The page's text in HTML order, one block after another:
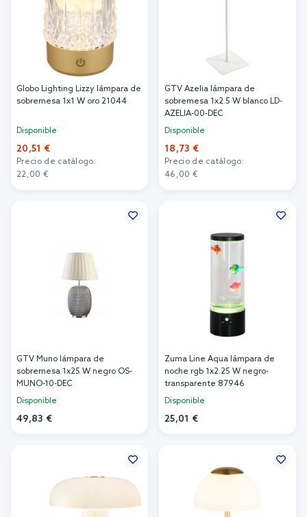
Globo Lighting Lizzy lámpara de
sobremesa 1x1 W oro 21044
Disponible
20,51 €
Precio de catálogo:
22,00 €
GTV Azelia lámpara de
sobremesa 1x2.5 W blanco LD-
AZELIA-00-DEC
Disponible
18,73 €
Precio de catálogo:
46,00 €
GTV Muno lámpara de
sobremesa 1x25 W negro OS-
MUNO-10-DEC
Disponible
49,83 €
Zuma Line Aqua lámpara de
noche rgb 1x2.25 W negro-
transparente 87946
Disponible
25,01 €